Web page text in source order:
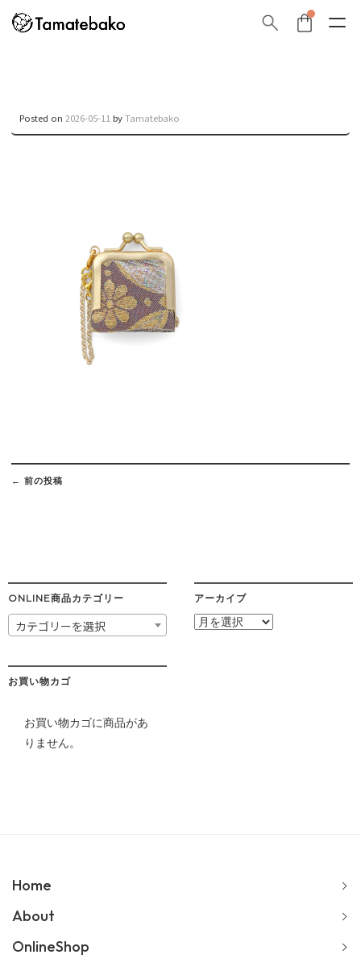
Posted on 2026-05-11 byTamatebako
Post
navigation
← 前の投稿
ONLINE商品カテゴリー
カテゴリーを選択
アーカイブ
ア
お買い物カゴ
お買い物カゴに商品があ
りません。
Home
About
OnlineShop